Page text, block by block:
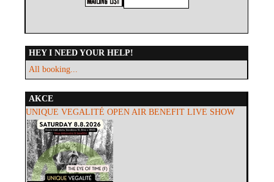
HEY I NEED YOUR HELP!
All booking...
AKCE
UNIQUE VEGALITÉ OPEN AIR BENEFIT LIVE SHOW